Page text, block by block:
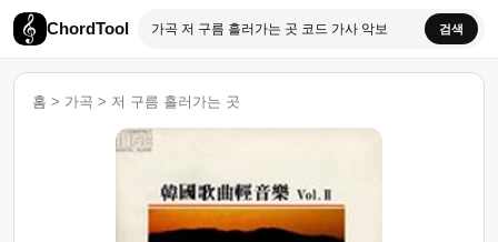
ChordTool 검색
홈 > 가곡 > 저 구름 흘러가는 곳